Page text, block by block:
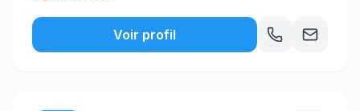
Voir profil